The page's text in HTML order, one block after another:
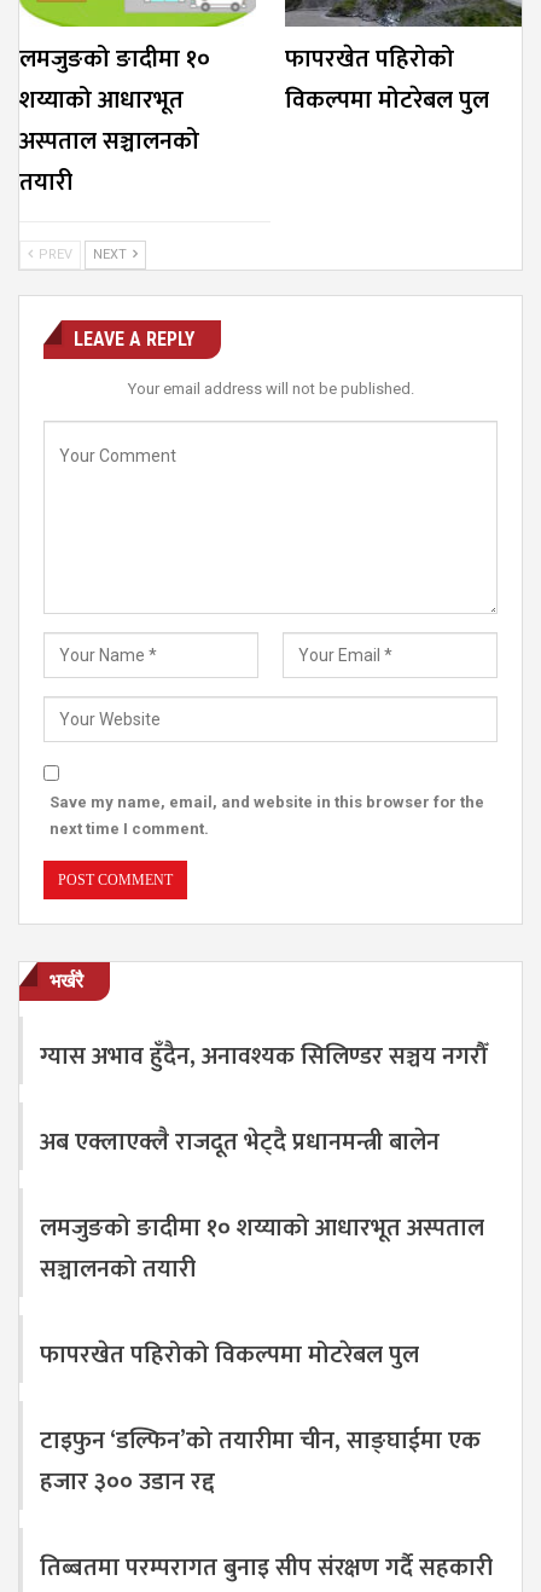
लमजुङको ङादीमा १०
शय्याको आधारभूत
अस्पताल सञ्चालनको
तयारी
फापरखेत पहिरोको
विकल्पमा मोटरेबल पुल
PREV NEXT
LEAVE A REPLY
Your email address will not be published.
Save my name, email, and website in this browser for the
next time I comment.
भर्खरै
ग्यास अभाव हुँदैन, अनावश्यक सिलिण्डर सञ्चय नगरौँ
अब एक्लाएक्लै राजदूत भेट्दै प्रधानमन्त्री बालेन
लमजुङको ङादीमा १० शय्याको आधारभूत अस्पताल
सञ्चालनको तयारी
फापरखेत पहिरोको विकल्पमा मोटरेबल पुल
टाइफुन ‘डल्फिन’को तयारीमा चीन, साङ्घाईमा एक
हजार ३०० उडान रद्द
तिब्बतमा परम्परागत बुनाइ सीप संरक्षण गर्दै सहकारी